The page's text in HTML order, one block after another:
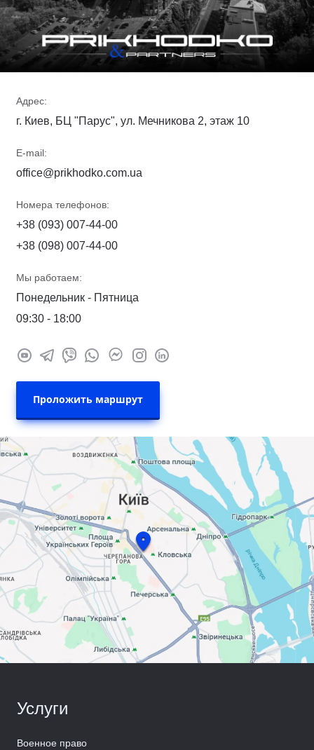
Адрес:
г. Киев, БЦ "Парус", ул. Мечникова 2, этаж 10
E-mail:
office@prikhodko.com.ua
Номера телефонов:
+38 (093) 007-44-00
+38 (098) 007-44-00
Мы работаем:
Понедельник - Пятница
09:30 - 18:00
Проложить маршрут
Услуги
Военное право